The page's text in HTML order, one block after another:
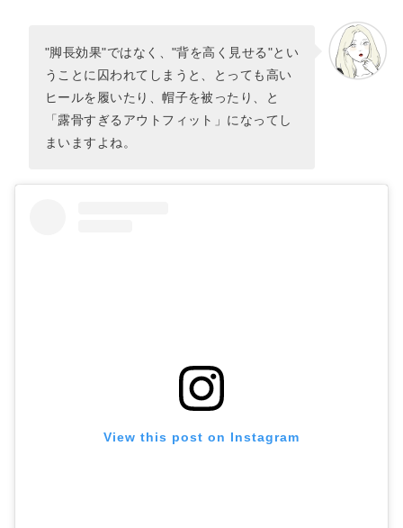
"脚長効果"ではなく、"背を高く見せる"とい
うことに囚われてしまうと、とっても高い
ヒールを履いたり、帽子を被ったり、と
「露骨すぎるアウトフィット」になってし
まいますよね。
View this post on Instagram